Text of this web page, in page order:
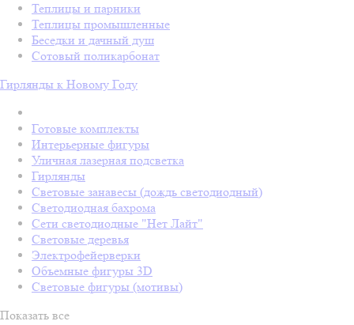
Теплицы и парники
Теплицы промышленные
Беседки и дачный душ
Сотовый поликарбонат
Гирлянды к Новому Году
Готовые комплекты
Интерьерные фигуры
Уличная лазерная подсветка
Гирлянды
Световые занавесы (дождь светодиодный)
Светодиодная бахрома
Сети светодиодные "Нет Лайт"
Световые деревья
Электрофейерверки
Объемные фигуры 3D
Световые фигуры (мотивы)
Показать все